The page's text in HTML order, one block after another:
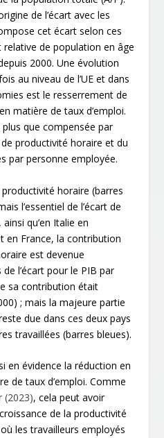
de l’écart avec les
cet écart selon ces
de population en âge
2000. Une évolution
au niveau de l’UE et dans
est le resserrement de
matière de taux d’emploi.
que compensée par
productivité horaire et du
par personne employée.
horaire (barres
l’essentiel de l’écart de
qu’en Italie en
en France, la contribution
est devenue
de l’écart pour le PIB par
sa contribution était
; mais la majeure partie
due dans ces deux pays
travaillées (barres bleues).
en évidence la réduction en
de taux d’emploi. Comme
(2023), cela peut avoir
de la productivité
les travailleurs employés